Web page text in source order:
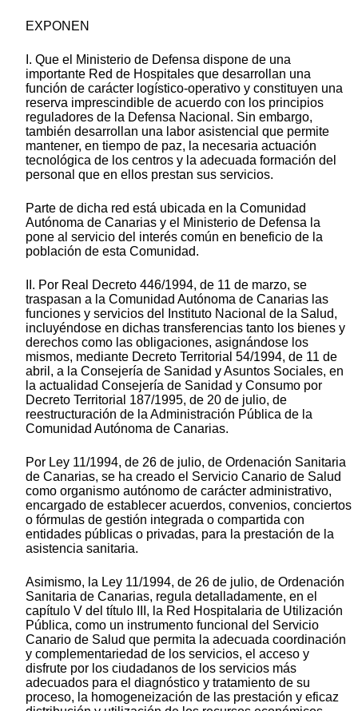
EXPONEN
I. Que el Ministerio de Defensa dispone de una
importante Red de Hospitales que desarrollan una
función de carácter logístico-operativo y constituyen una
reserva imprescindible de acuerdo con los principios
reguladores de la Defensa Nacional. Sin embargo,
también desarrollan una labor asistencial que permite
mantener, en tiempo de paz, la necesaria actuación
tecnológica de los centros y la adecuada formación del
personal que en ellos prestan sus servicios.
Parte de dicha red está ubicada en la Comunidad
Autónoma de Canarias y el Ministerio de Defensa la
pone al servicio del interés común en beneficio de la
población de esta Comunidad.
II. Por Real Decreto 446/1994, de 11 de marzo, se
traspasan a la Comunidad Autónoma de Canarias las
funciones y servicios del Instituto Nacional de la Salud,
incluyéndose en dichas transferencias tanto los bienes y
derechos como las obligaciones, asignándose los
mismos, mediante Decreto Territorial 54/1994, de 11 de
abril, a la Consejería de Sanidad y Asuntos Sociales, en
la actualidad Consejería de Sanidad y Consumo por
Decreto Territorial 187/1995, de 20 de julio, de
reestructuración de la Administración Pública de la
Comunidad Autónoma de Canarias.
Por Ley 11/1994, de 26 de julio, de Ordenación Sanitaria
de Canarias, se ha creado el Servicio Canario de Salud
como organismo autónomo de carácter administrativo,
encargado de establecer acuerdos, convenios, conciertos
o fórmulas de gestión integrada o compartida con
entidades públicas o privadas, para la prestación de la
asistencia sanitaria.
Asimismo, la Ley 11/1994, de 26 de julio, de Ordenación
Sanitaria de Canarias, regula detalladamente, en el
capítulo V del título III, la Red Hospitalaria de Utilización
Pública, como un instrumento funcional del Servicio
Canario de Salud que permita la adecuada coordinación
y complementariedad de los servicios, el acceso y
disfrute por los ciudadanos de los servicios más
adecuados para el diagnóstico y tratamiento de su
proceso, la homogeneización de las prestación y eficaz